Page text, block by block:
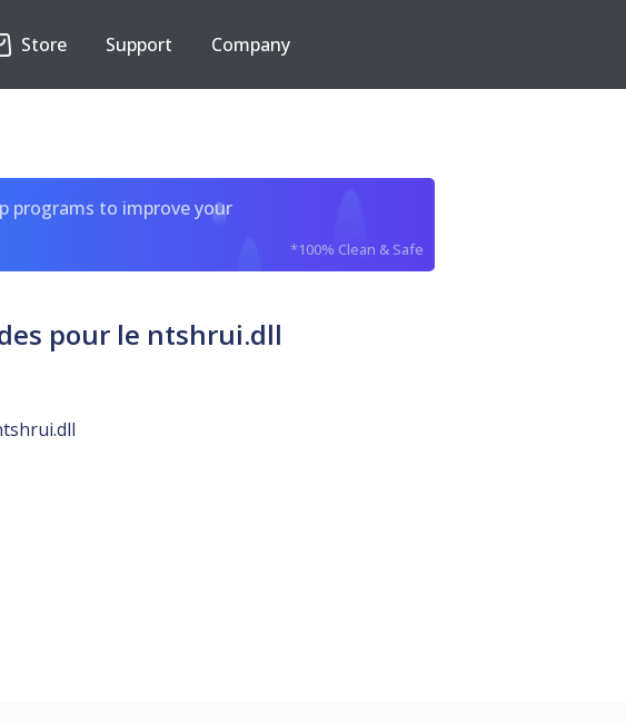
Store Support Company
programs to improve your
*100% Clean & Safe
pour le ntshrui.dll